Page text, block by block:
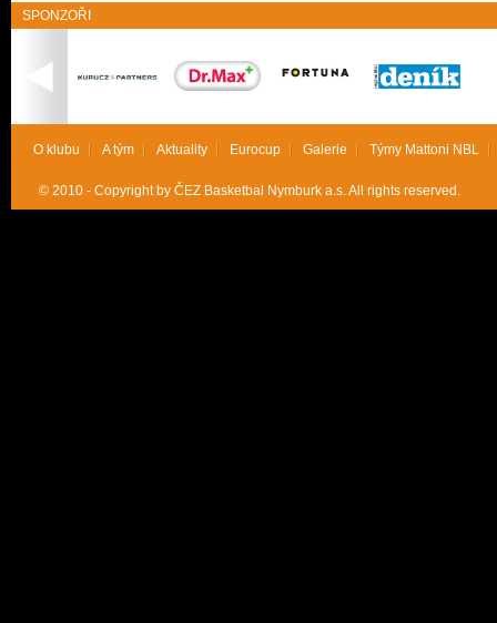
SPONZOŘI
O klubu A tým Aktuality Eurocup Galerie Týmy Mattoni NBL
© 2010 - Copyright by ČEZ Basketbal Nymburk a.s. All rights reserved.